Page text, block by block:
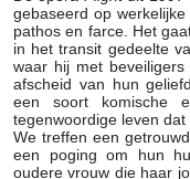
gebaseerd op
pathos en farce. Het
in het transit gedeelte
waar hij met
afscheid van hun
een soort komische
tegenwoordige leven dat
We treffen een
een poging om hun
oudere vrouw die haar